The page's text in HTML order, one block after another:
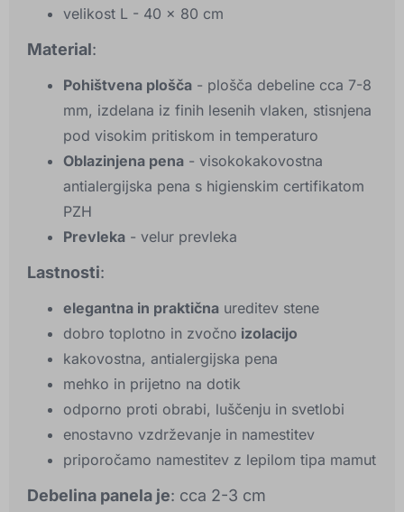
velikost L - 40 x 80 cm
Material:
Pohištvena plošča - plošča debeline cca 7-8
mm, izdelana iz finih lesenih vlaken, stisnjena
pod visokim pritiskom in temperaturo
Oblazinjena pena - visokokakovostna
antialergijska pena s higienskim certifikatom
PZH
Prevleka - velur prevleka
Lastnosti:
elegantna in praktična ureditev stene
dobro toplotno in zvočno izolacijo
kakovostna, antialergijska pena
mehko in prijetno na dotik
odporno proti obrabi, luščenju in svetlobi
enostavno vzdrževanje in namestitev
priporočamo namestitev z lepilom tipa mamut
Debelina panela je: cca 2-3 cm